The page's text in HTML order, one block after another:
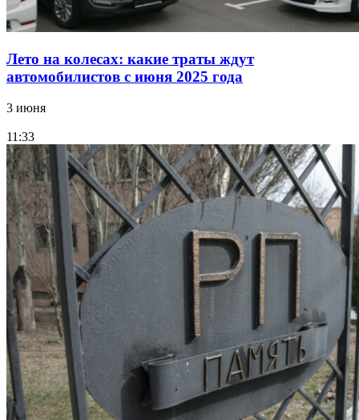
Лето на колесах: какие траты ждут
автомобилистов с июня 2025 года
3 июня
11:33